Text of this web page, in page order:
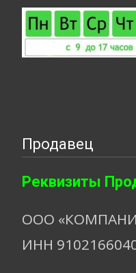
Продавец
Реквизиты
ООО
ИНН